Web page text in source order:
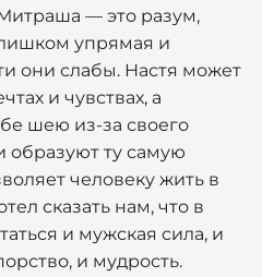
— это разум,
упрямая и
они слабы. Настя может
и чувствах, а
шею из-за своего
образуют ту самую
человеку жить в
сказать нам, что в
и мужская сила, и
и мудрость.